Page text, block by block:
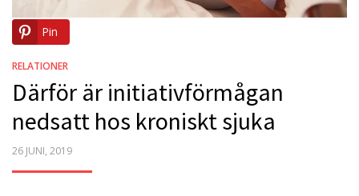
Pin
RELATIONER
Därför är initiativförmågan
nedsatt hos kroniskt sjuka
POSTED
26 JUNI, 2019